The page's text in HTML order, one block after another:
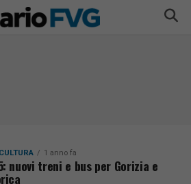
1 anno fa
nuovi treni e bus per Gorizia e